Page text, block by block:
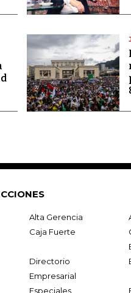
Alta Gerencia
Caja Fuerte
Directorio
Empresarial
Especiales